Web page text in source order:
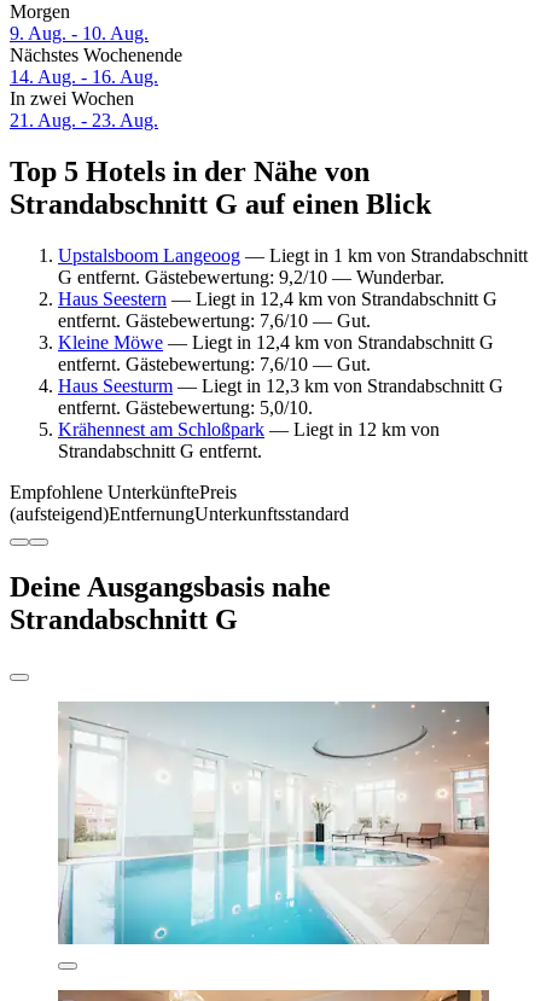
Morgen
9. Aug. - 10. Aug.
Nächstes Wochenende
14. Aug. - 16. Aug.
In zwei Wochen
21. Aug. - 23. Aug.
Top 5 Hotels in der Nähe von
Strandabschnitt G auf einen Blick
Upstalsboom Langeoog — Liegt in 1 km von Strandabschnitt
G entfernt. Gästebewertung: 9,2/10 — Wunderbar.
Haus Seestern — Liegt in 12,4 km von Strandabschnitt G
entfernt. Gästebewertung: 7,6/10 — Gut.
Kleine Möwe — Liegt in 12,4 km von Strandabschnitt G
entfernt. Gästebewertung: 7,6/10 — Gut.
Haus Seesturm — Liegt in 12,3 km von Strandabschnitt G
entfernt. Gästebewertung: 5,0/10.
Krähennest am Schloßpark — Liegt in 12 km von
Strandabschnitt G entfernt.
Empfohlene UnterkünftePreis
(aufsteigend)EntfernungUnterkunftsstandard
Deine Ausgangsbasis nahe
Strandabschnitt G